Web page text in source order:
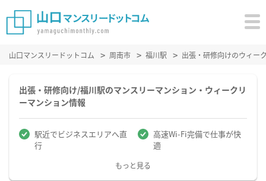
山口マンスリードットコム 周南市 福川駅 出張・研修向けのウィー
出張・研修向け/福川駅のマンスリーマンション・ウィークリ
ーマンション情報
駅近でビジネスエリアへ直
行
高速Wi-Fi完備で仕事が快
適
もっと見る